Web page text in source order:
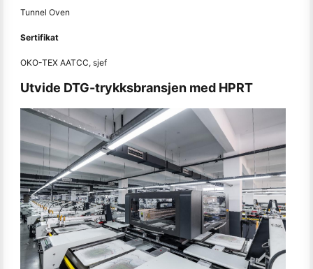
Tunnel Oven
Sertifikat
OKO-TEX AATCC, sjef
Utvide DTG-trykksbransjen med HPRT